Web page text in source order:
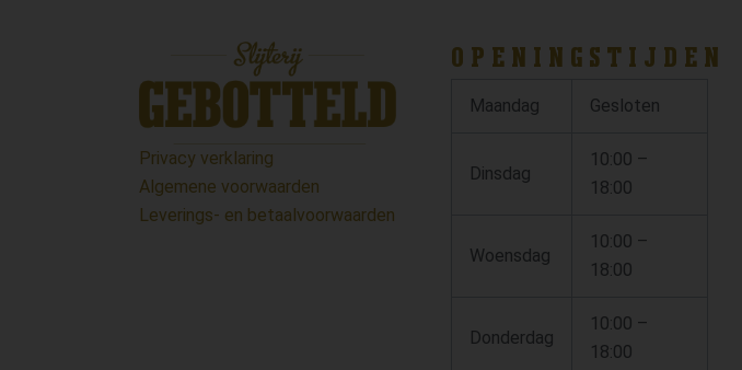
Privacy verklaring
Algemene voorwaarden
Leverings- en betaalvoorwaarden
OPENINGSTIJDEN
Maandag Gesloten
Dinsdag
10:00 –
18:00
Woensdag
10:00 –
18:00
Donderdag
10:00 –
18:00